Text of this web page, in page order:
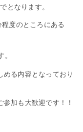
となります。
度のところにある
。
る内容となっており
加も大歓迎です！！